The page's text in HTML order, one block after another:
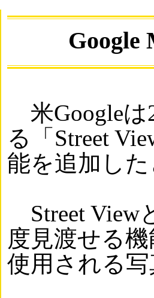
Google
米Googleは
る「Street
能を追加し
Street View
度見渡せる
使用される